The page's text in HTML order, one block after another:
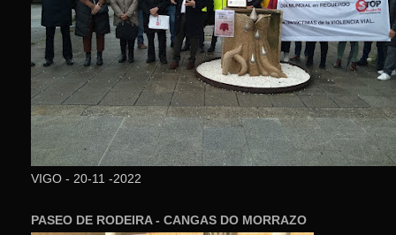
VIGO - 20-11 -2022
PASEO DE RODEIRA - CANGAS DO MORRAZO